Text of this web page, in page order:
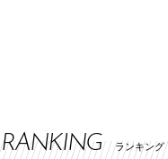
RANKING ランキング